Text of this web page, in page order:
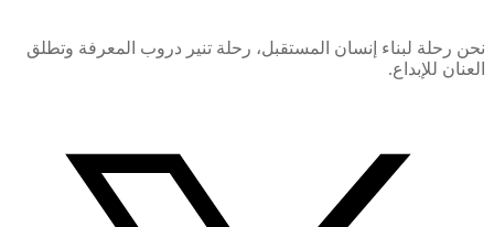
نحن رحلة لبناء إنسان المستقبل، رحلة تنير دروب المعرفة وتطلق
العنان للإبداع.